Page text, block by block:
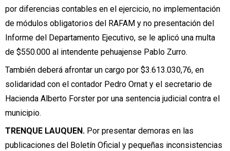
por diferencias contables en el ejercicio, no implementación
de módulos obligatorios del RAFAM y no presentación del
Informe del Departamento Ejecutivo, se le aplicó una multa
de $550.000 al intendente pehuajense Pablo Zurro.
También deberá afrontar un cargo por $3.613.030,76, en
solidaridad con el contador Pedro Ornat y el secretario de
Hacienda Alberto Forster por una sentencia judicial contra el
municipio.
TRENQUE LAUQUEN. Por presentar demoras en las
publicaciones del Boletín Oficial y pequeñas inconsistencias